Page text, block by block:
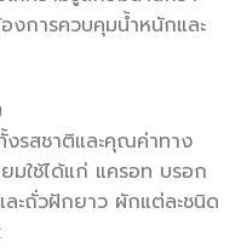
งการควบคุมน้ำหนักและ
รสชาติและคุณค่าทาง
มใช้ได้แก่ แครอท บรอก
ะถั่วฝักยาว ผักแต่ละชนิด